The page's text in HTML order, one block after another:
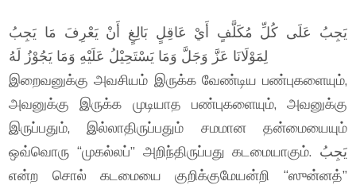
يَجِبُ عَلَى كُلِّ مُكَلَّفٍ أَيْ عَاقِلٍ بَالِغٍ أَنْ يَعْرِفَ مَا يَجِبُ
لِمَوْلَانَا عَزَّ وَجَلَّ وَمَا يَسْتَحِيْلُ عَلَيْهِ وَمَا يَجُوْزُ لَهُ
இறைவனுக்கு அவசியம் இருக்க வேண்டிய பண்புகளையும்,
அவனுக்கு இருக்க முடியாத பண்புகளையும், அவனுக்கு
இருப்பதும், இல்லாதிருப்பதும் சமமான தன்மையையும்
ஒவ்வொரு “முகல்லப்” அறிந்திருப்பது கடமையாகும். يَجِبُ
என்ற சொல் கடமையை குறிக்குமேயன்றி “ஸுன்னத்”